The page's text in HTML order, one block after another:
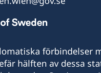
förbindelser
hälften av dessa